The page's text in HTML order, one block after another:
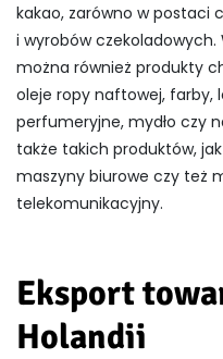
kakao, zarówno w postaci
i wyrobów
można również produkty
oleje ropy naftowej, farby,
perfumeryjne, mydło czy
także takich produktów,
maszyny biurowe czy też
telekomunikacyjny.
Eksport
Holandii